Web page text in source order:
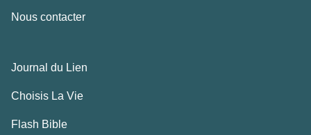
Nous contacter
Journal du Lien
Choisis La Vie
Flash Bible